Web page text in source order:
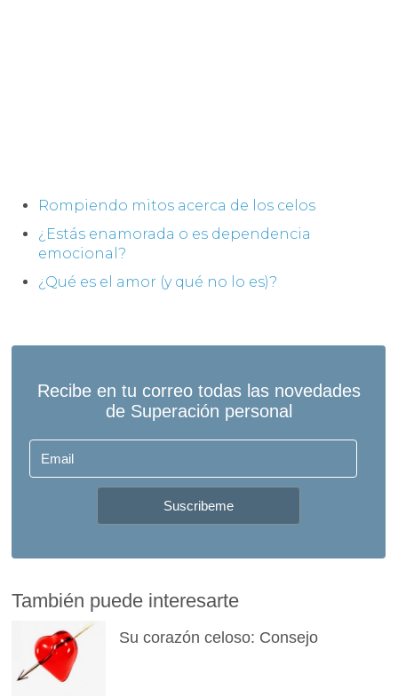
Rompiendo mitos acerca de los celos
¿Estás enamorada o es dependencia
emocional?
¿Qué es el amor (y qué no lo es)?
También puede interesarte
Su corazón celoso: Consejo